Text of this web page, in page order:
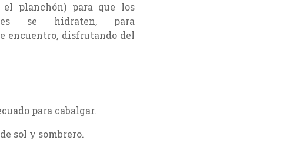
planchón) para que los
se hidraten, para
encuentro, disfrutando del
para cabalgar.
sol y sombrero.